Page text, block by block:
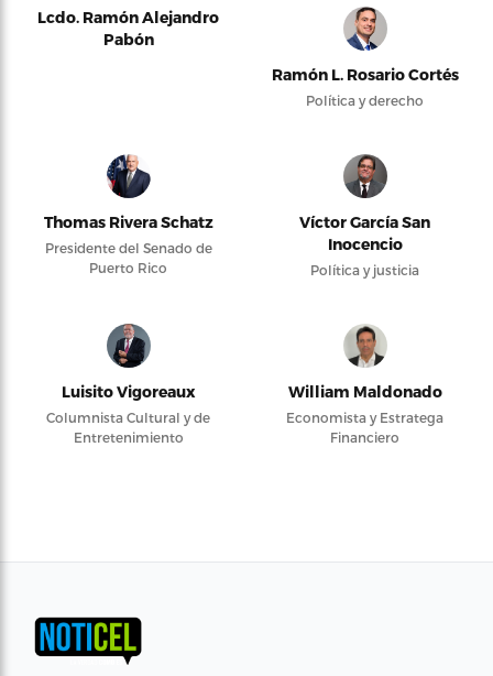
Lcdo. Ramón Alejandro
Pabón
Ramón L. Rosario Cortés
Política y derecho
Thomas Rivera Schatz
Presidente del Senado de
Puerto Rico
Víctor García San
Inocencio
Política y justicia
Luisito Vigoreaux
Columnista Cultural y de
Entretenimiento
William Maldonado
Economista y Estratega
Financiero